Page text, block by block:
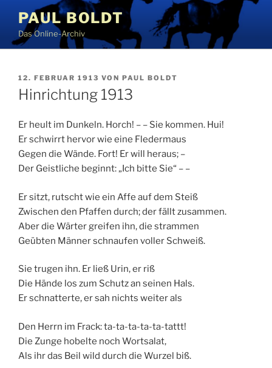
Inhalt
springen
PAUL BOLDT
Das Online-Archiv
VERÖFFENTLICHT
AM
12. FEBRUAR 1913 VON PAUL BOLDT
Hinrichtung 1913
Er heult im Dunkeln. Horch! – – Sie kommen. Hui!
Er schwirrt hervor wie eine Fledermaus
Gegen die Wände. Fort! Er will heraus; –
Der Geistliche beginnt: „Ich bitte Sie“ – –
Er sitzt, rutscht wie ein Affe auf dem Steiß
Zwischen den Pfaffen durch; der fällt zusammen.
Aber die Wärter greifen ihn, die strammen
Geübten Männer schnaufen voller Schweiß.
Sie trugen ihn. Er ließ Urin, er riß
Die Hände los zum Schutz an seinen Hals.
Er schnatterte, er sah nichts weiter als
Den Herrn im Frack: ta-ta-ta-ta-ta-tattt!
Die Zunge hobelte noch Wortsalat,
Als ihr das Beil wild durch die Wurzel biß.